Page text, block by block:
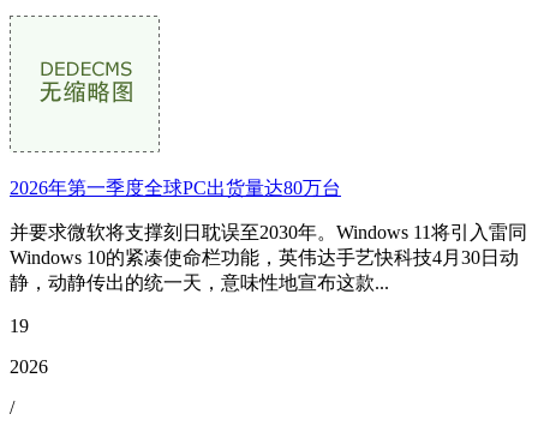
2026年第一季度全球PC出货量达80万台
并要求微软将支撑刻日耽误至2030年。Windows 11将引入雷同
Windows 10的紧凑使命栏功能，英伟达手艺快科技4月30日动
静，动静传出的统一天，意味性地宣布这款...
19
2026
/